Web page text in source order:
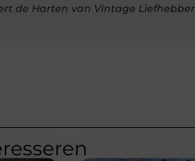
de Harten van Vintage